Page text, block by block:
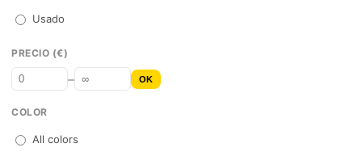
Usado
PRECIO (€)
– OK
COLOR
All colors